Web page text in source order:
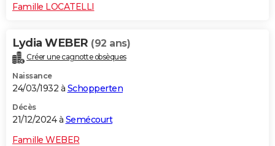
FORUM
Bricolage
Lifestyle
Culture
Television
Voyage
Cinema
Famille LOCATELLI
Lydia WEBER (92 ans)
Créer une cagnotte obsèques
Naissance
24/03/1932 à Schopperten
Décès
21/12/2024 à Semécourt
Famille WEBER